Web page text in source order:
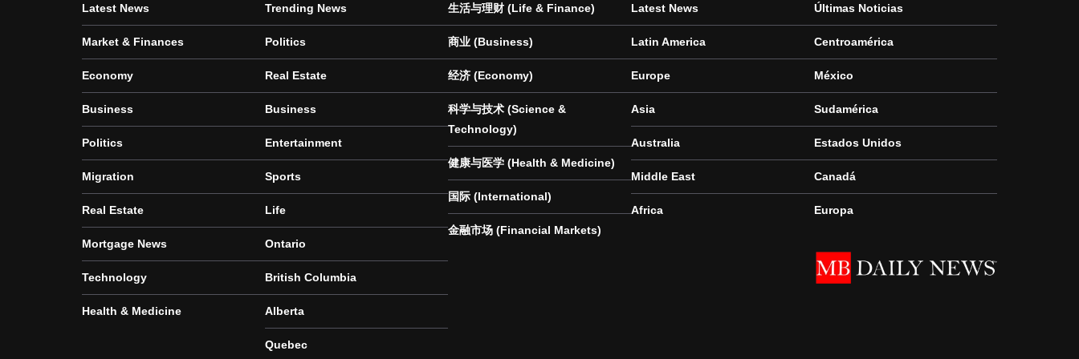
Latest News
Market & Finances
Economy
Business
Politics
Migration
Real Estate
Mortgage News
Technology
Health & Medicine
Trending News
Politics
Real Estate
Business
Entertainment
Sports
Life
Ontario
British Columbia
Alberta
Quebec
生活与理财 (Life & Finance)
商业 (Business)
经济 (Economy)
科学与技术 (Science &
Technology)
健康与医学 (Health & Medicine)
国际 (International)
金融市场 (Financial Markets)
Latest News
Latin America
Europe
Asia
Australia
Middle East
Africa
Últimas Noticias
Centroamérica
México
Sudamérica
Estados Unidos
Canadá
Europa